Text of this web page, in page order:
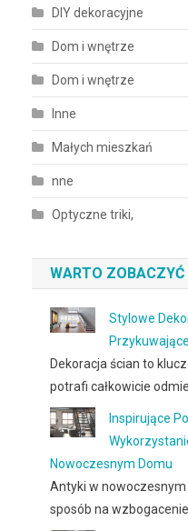
DIY dekoracyjne
Dom i wnętrze
Dom i wnętrze
Inne
Małych mieszkań
nne
Optyczne triki,
WARTO ZOBACZYĆ
Stylowe
Dekoracja ścian to
potrafi całkowicie
Inspirujące
Nowoczesnym Domu
Antyki w
sposób na wzbogacenie